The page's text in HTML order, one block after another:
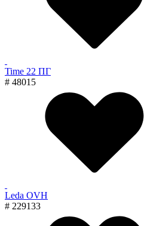
Time 22 ПГ
# 48015
Leda OVH
# 229133